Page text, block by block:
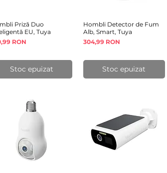
Afișare rapidă
Priză Duo
EU, Tuya
RON
Stoc epuizat
Afișare rapidă
Hombli Detector de Fum
Alb, Smart, Tuya
Preț
304,99 RON
Stoc epuizat